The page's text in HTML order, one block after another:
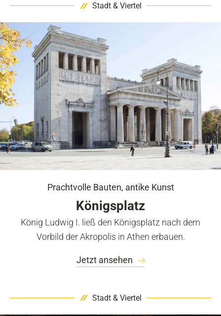
Stadt & Viertel
Prachtvolle Bauten, antike Kunst
Königsplatz
König Ludwig I. ließ den Königsplatz nach dem
Vorbild der Akropolis in Athen erbauen.
Jetzt ansehen
Stadt & Viertel